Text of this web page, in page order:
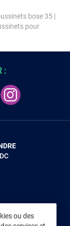
bose 35 |
pour
ou des
: